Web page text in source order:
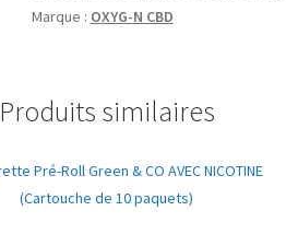
by
Marque : OXYG-N CBD
Produits similaires